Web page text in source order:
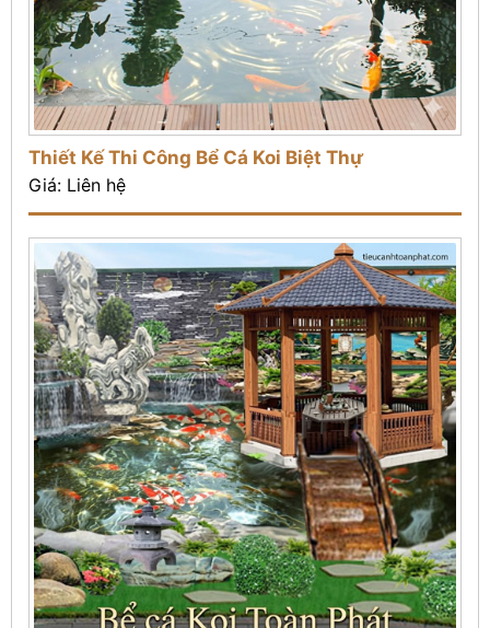
Thiết Kế Thi Công Bể Cá Koi Biệt Thự
Giá: Liên hệ